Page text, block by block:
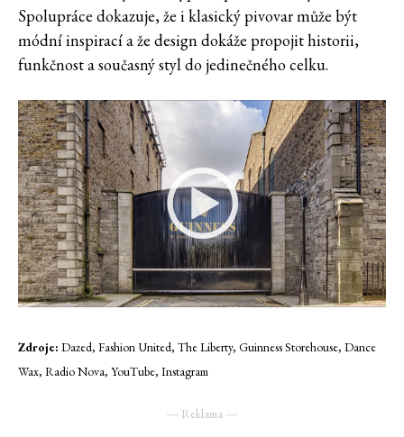
Spolupráce dokazuje, že i klasický pivovar může být
módní inspirací a že design dokáže propojit historii,
funkčnost a současný styl do jedinečného celku.
Zdroje: Dazed, Fashion United, The Liberty, Guinness Storehouse, Dance
Wax, Radio Nova, YouTube, Instagram
― Reklama ―